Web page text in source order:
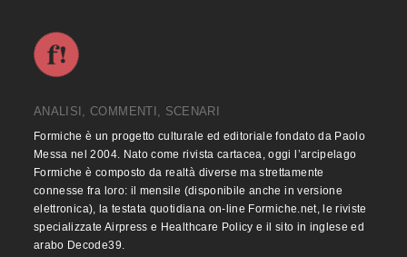
ANALISI, COMMENTI, SCENARI
Formiche è un progetto culturale ed editoriale fondato da Paolo
Messa nel 2004. Nato come rivista cartacea, oggi l’arcipelago
Formiche è composto da realtà diverse ma strettamente
connesse fra loro: il mensile (disponibile anche in versione
elettronica), la testata quotidiana on-line Formiche.net, le riviste
specializzate Airpress e Healthcare Policy e il sito in inglese ed
arabo Decode39.